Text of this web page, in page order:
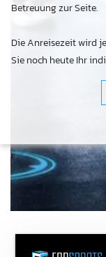
Betreuung zur Seite.
Die Anreisezeit wird
Sie noch heute Ihr